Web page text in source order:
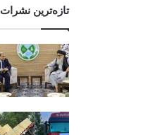
تازه‌ترین نشرات